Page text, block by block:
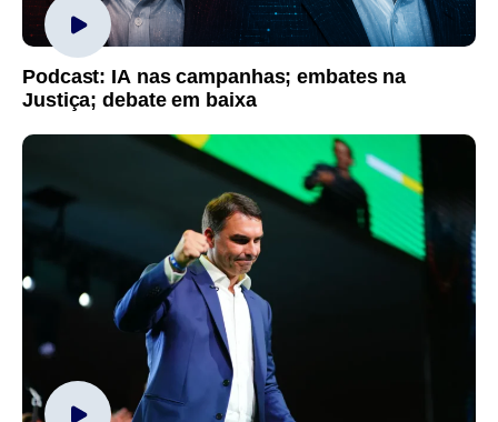
Podcast: IA nas campanhas; embates na
Justiça; debate em baixa